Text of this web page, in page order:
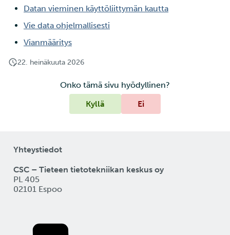
Datan vieminen käyttöliittymän kautta
Vie data ohjelmallisesti
Vianmääritys
22. heinäkuuta 2026
Onko tämä sivu hyödyllinen?
Kyllä
Ei
Yhteystiedot
CSC – Tieteen tietotekniikan keskus oy
PL 405
02101 Espoo